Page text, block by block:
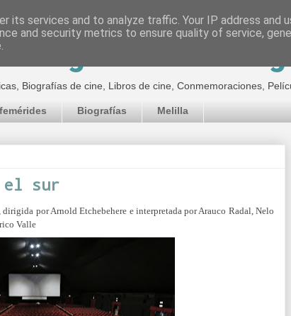
de Jorge
Biografías de cine, Libros de cine, Conmemoraciones,
Biografías Melilla
el sur
por Arnold Etchebehere e interpretada por Arauco Radal, Nelo
Valle
its services and to analyze traffic. Your IP address and
and security metrics to ensure quality of service,